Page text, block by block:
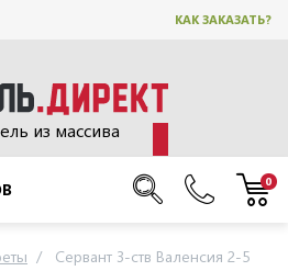
КАК ЗАКАЗАТЬ?
из массива
0
Сервант 3-ств Валенсия 2-5